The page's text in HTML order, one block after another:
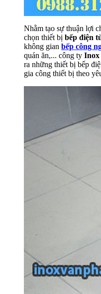
Nhằm tạo sự thuận lợi
chọn thiết bị bếp điện
không gian bếp công
quán ăn,... công ty Inox
ra những thiết bị bếp
gia công thiết bị theo